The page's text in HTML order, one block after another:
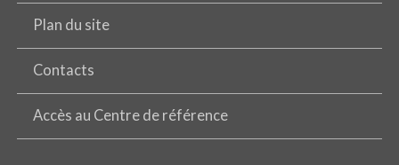
Plan du site
Contacts
Accès au Centre de référence